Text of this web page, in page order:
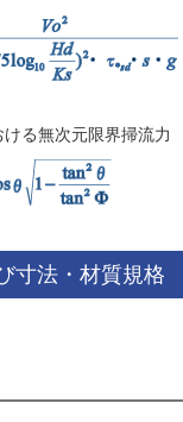
ける無次元限界掃流力
寸法・材質規格